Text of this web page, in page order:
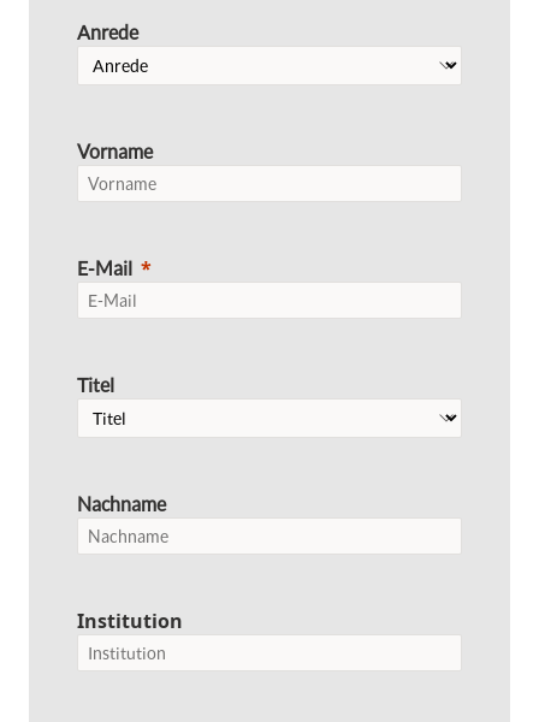
Anrede
Vorname
E-Mail
Titel
Nachname
Institution